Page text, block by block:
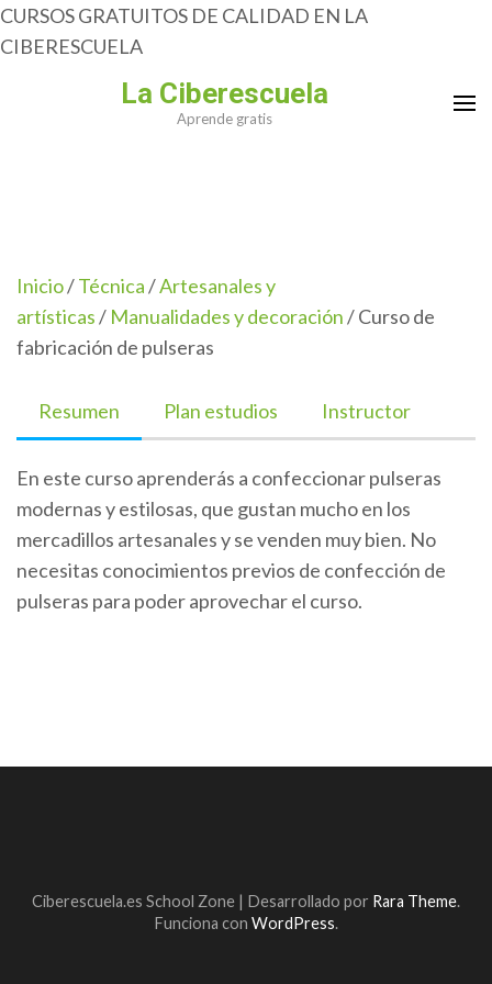
CURSOS GRATUITOS DE CALIDAD EN LA
CIBERESCUELA
La Ciberescuela
Aprende gratis
Inicio/Técnica/Artesanales y
artísticas/ Manualidades y decoración/ Curso de
fabricación de pulseras
Resumen Plan estudios Instructor
En este curso aprenderás a confeccionar pulseras
modernas y estilosas, que gustan mucho en los
mercadillos artesanales y se venden muy bien. No
necesitas conocimientos previos de confección de
pulseras para poder aprovechar el curso.
Ciberescuela.es School Zone | Desarrollado por Rara Theme.
Funciona con WordPress.